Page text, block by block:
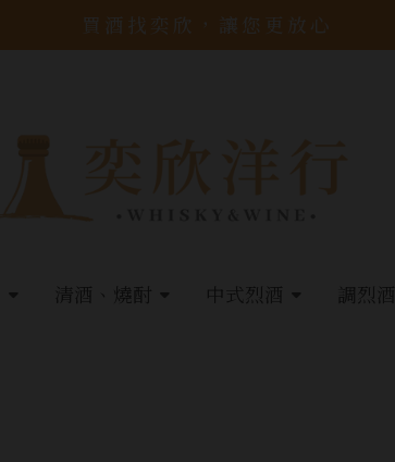
買酒找奕欣，讓您更放心
清酒、燒酎 中式烈酒 調烈酒